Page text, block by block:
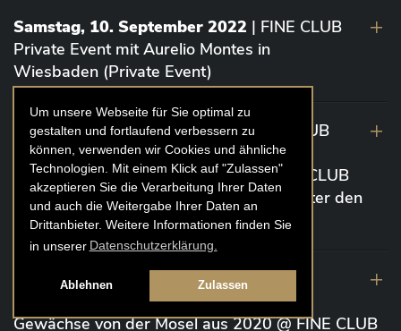
Um unsere Webseite für Sie optimal zu
gestalten und fortlaufend verbessern zu
können, verwenden wir Cookies und ähnliche
Technologien. Mit einem Klick auf "Zulassen"
akzeptieren Sie die Verarbeitung Ihrer Daten
und auch die Weitergabe Ihrer Daten an
Drittanbieter. Weitere Informationen finden Sie
in unserer Datenschutzerklärung.
Ablehnen Zulassen
Samstag, 10. September 2022 | FINE CLUB
Private Event mit Aurelio Montes in
Wiesbaden (Private Event)
Dienstag 6. September 2022 | FINE CLUB
Event „Die glorreichen 7” Bordeaux von
Vignoble Comtes von Neipperg @ FINE CLUB
CLUBHOUSE Ex Château / EINSTEIN Unter den
Linden (Berlin)
19. August 2022
| FINE CLUB Academy
Caviar „Die glorreichen 7“ Riesling Große
Gewächse von der Mosel aus 2020 @ FINE CLUB